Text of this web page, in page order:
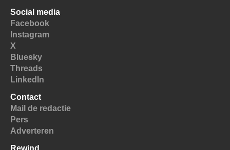
Social media
Facebook
Instagram
X
Bluesky
Threads
LinkedIn
Contact
Mail de redactie
Pers
Adverteren